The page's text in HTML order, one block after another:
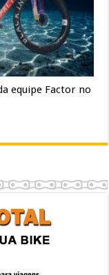
equipe Factor no